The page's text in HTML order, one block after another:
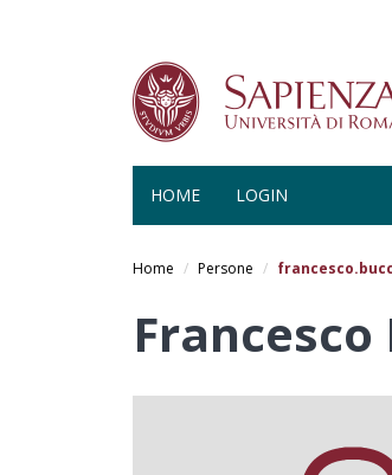
HOME LOGIN
Home Persone